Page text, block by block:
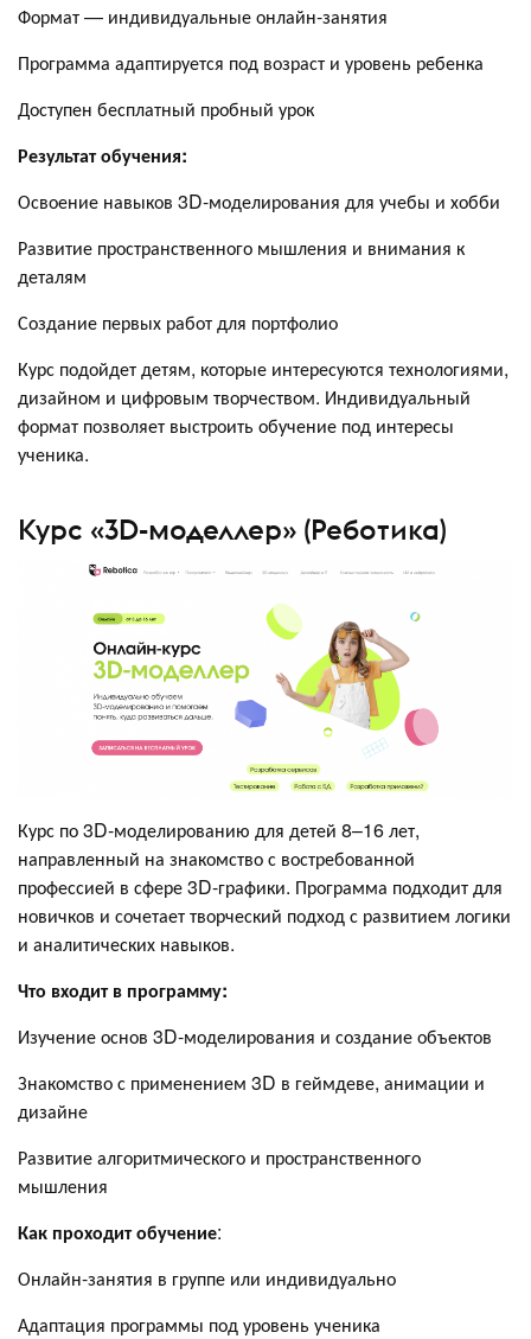
Формат — индивидуальные онлайн-занятия
Программа адаптируется под возраст и уровень ребенка
Доступен бесплатный пробный урок
Результат обучения:
Освоение навыков 3D-моделирования для учебы и хобби
Развитие пространственного мышления и внимания к
деталям
Создание первых работ для портфолио
Курс подойдет детям, которые интересуются технологиями,
дизайном и цифровым творчеством. Индивидуальный
формат позволяет выстроить обучение под интересы
ученика.
Курс «3D-моделлер» (Реботика)
Курс по 3D-моделированию для детей 8–16 лет,
направленный на знакомство с востребованной
профессией в сфере 3D-графики. Программа подходит для
новичков и сочетает творческий подход с развитием логики
и аналитических навыков.
Что входит в программу:
Изучение основ 3D-моделирования и создание объектов
Знакомство с применением 3D в геймдеве, анимации и
дизайне
Развитие алгоритмического и пространственного
мышления
Как проходит обучение:
Онлайн-занятия в группе или индивидуально
Адаптация программы под уровень ученика